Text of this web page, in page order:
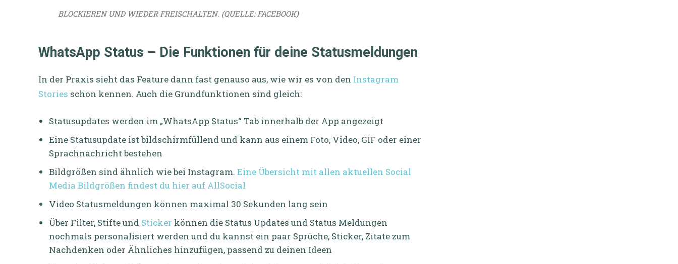
BLOCKIEREN UND WIEDER FREISCHALTEN. (QUELLE: FACEBOOK)
WhatsApp Status – Die Funktionen für deine Statusmeldungen
In der Praxis sieht das Feature dann fast genauso aus, wie wir es von den Instagram
Stories schon kennen. Auch die Grundfunktionen sind gleich:
Statusupdates werden im „WhatsApp Status“ Tab innerhalb der App angezeigt
Eine Statusupdate ist bildschirmfüllend und kann aus einem Foto, Video, GIF oder einer
Sprachnachricht bestehen
Bildgrößen sind ähnlich wie bei Instagram. Eine Übersicht mit allen aktuellen Social
Media Bildgrößen findest du hier auf AllSocial
Video Statusmeldungen können maximal 30 Sekunden lang sein
Über Filter, Stifte und Sticker können die Status Updates und Status Meldungen
nochmals personalisiert werden und du kannst ein paar Sprüche, Sticker, Zitate zum
Nachdenken oder Ähnliches hinzufügen, passend zu deinen Ideen